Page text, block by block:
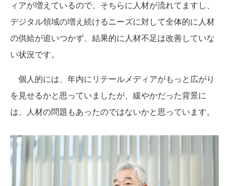
ィアが増えているので、そちらに人材が流れてますし、
デジタル領域の増え続けるニーズに対して全体的に人材
の供給が追いつかず、結果的に人材不足は改善していな
い状況です。
個人的には、年内にリテールメディアがもっと広がり
を見せるかと思っていましたが、緩やかだった背景に
は、人材の問題もあったのではないかと思っています。